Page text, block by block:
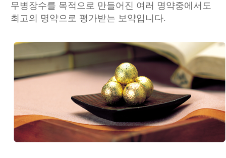
무병장수를 목적으로 만들어진 여러 명약중에서도
최고의 명약으로 평가받는 보약입니다.